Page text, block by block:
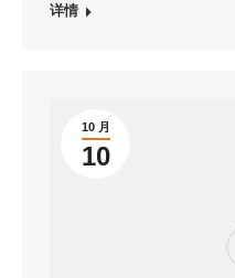
详情
10 月
10